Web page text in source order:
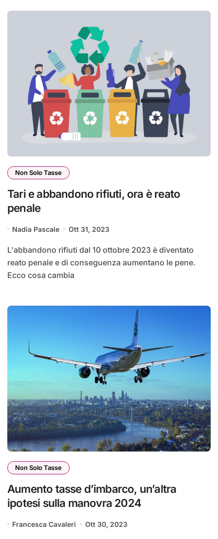
Non Solo Tasse
Tari e abbandono rifiuti, ora è reato
penale
Nadia Pascale Ott 31, 2023
L'abbandono rifiuti dal 10 ottobre 2023 è diventato
reato penale e di conseguenza aumentano le pene.
Ecco cosa cambia
Non Solo Tasse
Aumento tasse d’imbarco, un’altra
ipotesi sulla manovra 2024
Francesca Cavaleri Ott 30, 2023